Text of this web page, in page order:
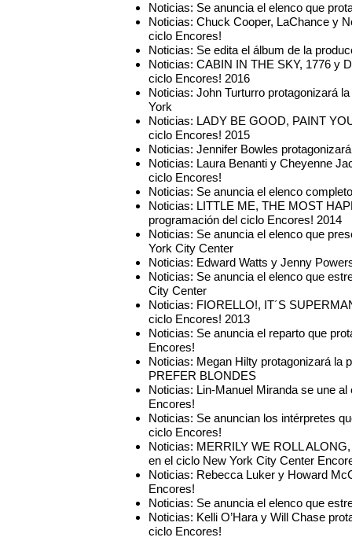
Noticias: Se anuncia el elenco que
Noticias: Chuck Cooper, LaChance y
ciclo Encores!
Noticias: Se edita el álbum de la
Noticias: CABIN IN THE SKY, 1776 y
ciclo Encores! 2016
Noticias: John Turturro protagonizará
York
Noticias: LADY BE GOOD, PAINT
ciclo Encores! 2015
Noticias: Jennifer Bowles
Noticias: Laura Benanti y Cheyenne
ciclo Encores!
Noticias: Se anuncia el elenco
Noticias: LITTLE ME, THE MOST
programación del ciclo Encores! 2014
Noticias: Se anuncia el elenco que
York City Center
Noticias: Edward Watts y Jenny
Noticias: Se anuncia el elenco que
City Center
Noticias: FIORELLO!, IT´S
ciclo Encores! 2013
Noticias: Se anuncia el reparto que
Encores!
Noticias: Megan Hilty protagonizará la
PREFER BLONDES
Noticias: Lin-Manuel Miranda se une
Encores!
Noticias: Se anuncian los intérpretes
ciclo Encores!
Noticias: MERRILY WE ROLL
en el ciclo New York City Center
Noticias: Rebecca Luker y Howard
Encores!
Noticias: Se anuncia el elenco que
Noticias: Kelli O’Hara y Will Chase
ciclo Encores!